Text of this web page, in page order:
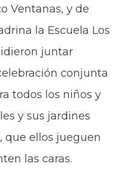
Ventanas, y de
la Escuela Los
juntar
conjunta
todos los niños y
y sus jardines
que ellos jueguen
las caras.